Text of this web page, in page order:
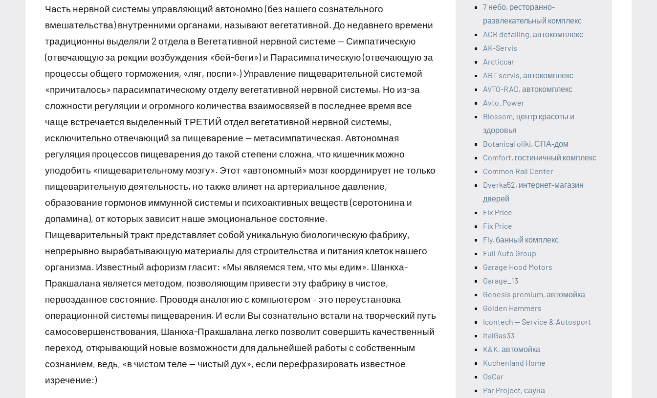
Часть нервной системы управляющий автономно (без нашего сознательного
вмешательства) внутренними органами, называют вегетативной. До недавнего времени
традиционны выделяли 2 отдела в Вегетативной нервной системе — Симпатическую
(отвечающую за рекции возбуждения «бей-беги») и Парасимпатическую (отвечающую за
процессы общего торможения, «ляг, поспи».) Управление пищеварительной системой
«причиталось» парасимпатическому отделу вегетативной нервной системы. Но из-за
сложности регуляции и огромного количества взаимосвязей в последнее время все
чаще встречается выделенный ТРЕТИЙ отдел вегетативной нервной системы,
исключительно отвечающий за пищеварение — метасимпатическая. Автономная
регуляция процессов пищеварения до такой степени сложна, что кишечник можно
уподобить «пищеварительному мозгу». Этот «автономный» мозг координирует не только
пищеварительную деятельность, но также влияет на артериальное давление,
образование гормонов иммунной системы и психоактивных веществ (серотонина и
допамина), от которых зависит наше эмоциональное состояние.
Пищеварительный тракт представляет собой уникальную биологическую фабрику,
непрерывно вырабатывающую материалы для строительства и питания клеток нашего
организма. Известный афоризм гласит: «Мы являемся тем, что мы едим». Шанкха-
Пракшалана является методом, позволяющим привести эту фабрику в чистое,
первозданное состояние. Проводя аналогию с компьютером – это переустановка
операционной системы пищеварения. И если Вы сознательно встали на творческий путь
самосовершенствования, Шанкха-Пракшалана легко позволит совершить качественный
переход, открывающий новые возможности для дальнейшей работы с собственным
сознанием, ведь, «в чистом теле — чистый дух», если перефразировать известное
изречение:)
7 небо, ресторанно-
развлекательный комплекс
ACR detailing, автокомплекс
AK-Servis
Arcticcar
ART servis, автокомплекс
AVTO-RAD, автокомплекс
Avto. Power
Blossom, центр красоты и
здоровья
Botanical oliki, СПА-дом
Comfort, гостиничный комплекс
Common Rail Center
Dverka52, интернет-магазин
дверей
Fix Price
Fix Price
Fly, банный комплекс
Full Auto Group
Garage Hood Motors
Garage_13
Genesis premium, автомойка
Golden Hammers
Icontech — Service & Autosport
ItalGas33
K&K, автомойка
Kuchenland Home
OsCar
Par Project, сауна